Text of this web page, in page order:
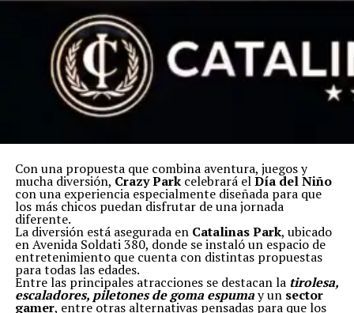
Con una propuesta que combina aventura, juegos y
mucha diversión, Crazy Parkcelebrará elDía del Niño
con una experiencia especialmente diseñada para que
los más chicos puedan disfrutar de una jornada
diferente.
La diversión está asegurada en Catalinas Park, ubicado
en Avenida Soldati 380, donde se instaló un espacio de
entretenimiento que cuenta con distintas propuestas
para todas las edades.
Entre las principales atracciones se destacan latirolesa,
escaladores, piletones de goma espumay un sector
gamer, entre otras alternativas pensadas para que los